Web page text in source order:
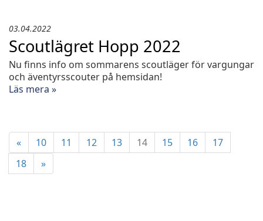
Scoutlägret Hopp 2022
Nu finns info om sommarens scoutläger för vargungar
och äventyrsscouter på hemsidan!
Läs mera »
03.04.2022
« 10 11 12 13 14 15 16
17
18
»